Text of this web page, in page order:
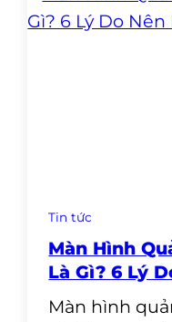
Tin tức
Màn Hình
Là Gì? 6 Lý
Màn hình